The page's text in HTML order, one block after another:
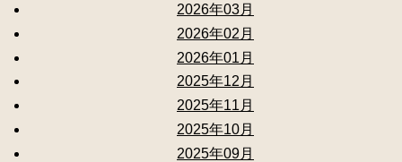
2026年03月
2026年02月
2026年01月
2025年12月
2025年11月
2025年10月
2025年09月